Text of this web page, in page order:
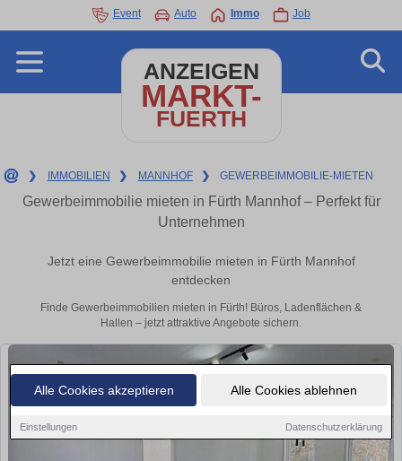
Alle Cookies akzeptieren Alle Cookies ablehnen
Einstellungen Datenschutzerklärung
Event Auto Immo Job
ANZEIGEN
MARKT-
FUERTH
❯ IMMOBILIEN ❯ MANNHOF ❯ GEWERBEIMMOBILIE-MIETEN
Gewerbeimmobilie mieten in Fürth Mannhof – Perfekt für
Unternehmen
Jetzt eine Gewerbeimmobilie mieten in Fürth Mannhof
entdecken
Finde Gewerbeimmobilien mieten in Fürth! Büros, Ladenflächen &
Hallen – jetzt attraktive Angebote sichern.